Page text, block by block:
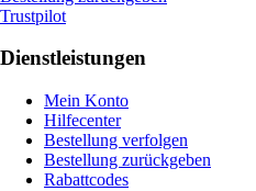
Trustpilot
Dienstleistungen
Mein Konto
Hilfecenter
Bestellung verfolgen
Bestellung zurückgeben
Rabattcodes